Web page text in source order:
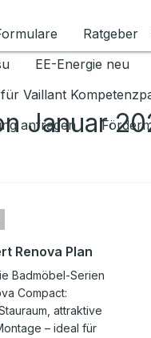
Ratgeber
EE-Energie neu
Vaillant
anfragen
Januar
Renova Plan
Badmöbel-Serien
Compact:
attraktive
– ideal für